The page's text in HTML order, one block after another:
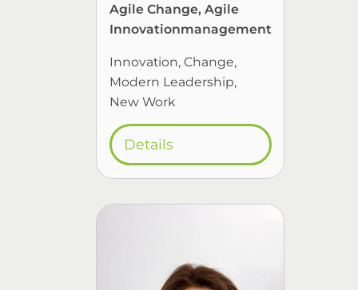
Agile Change, Agile
Innovationmanagement
Innovation Change
Modern Leadership
New Work
Details